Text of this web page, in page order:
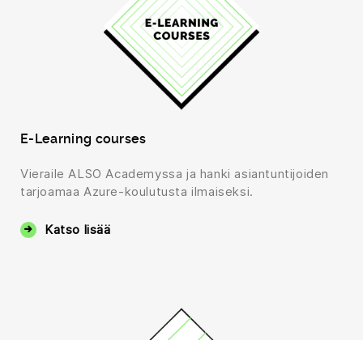
E-Learning courses
Vieraile ALSO Academyssa ja hanki asiantuntijoiden
tarjoamaa Azure-koulutusta ilmaiseksi.
Katso lisää